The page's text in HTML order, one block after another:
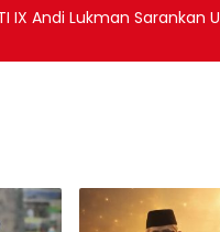
IX Andi Lukman